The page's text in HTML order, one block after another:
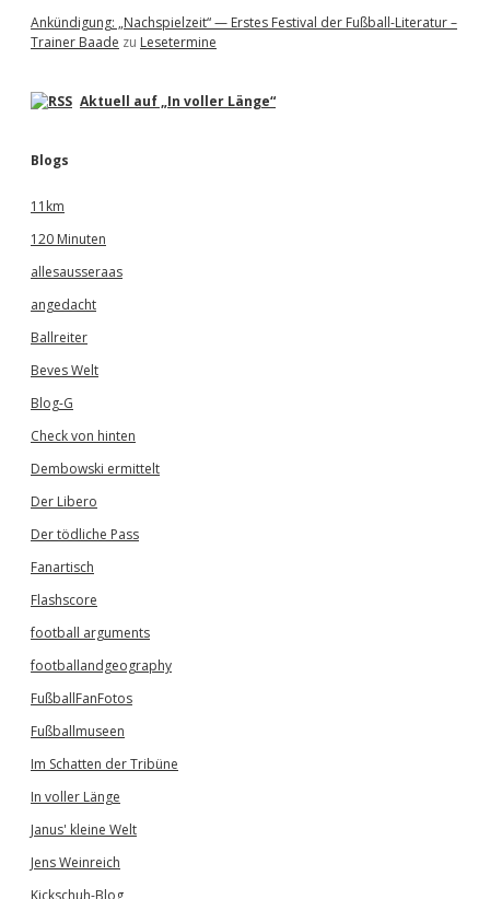
Ankündigung: „Nachspielzeit“ — Erstes Festival der Fußball-Literatur –
Trainer Baade zu Lesetermine
Aktuell auf „In voller Länge“
Blogs
11km
120 Minuten
allesausseraas
angedacht
Ballreiter
Beves Welt
Blog-G
Check von hinten
Dembowski ermittelt
Der Libero
Der tödliche Pass
Fanartisch
Flashscore
football arguments
footballandgeography
FußballFanFotos
Fußballmuseen
Im Schatten der Tribüne
In voller Länge
Janus' kleine Welt
Jens Weinreich
Kickschuh-Blog